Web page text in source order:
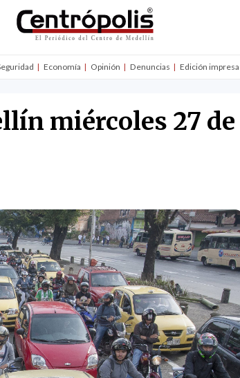
Economía Opinión Denuncias Edición impresa
miércoles 27